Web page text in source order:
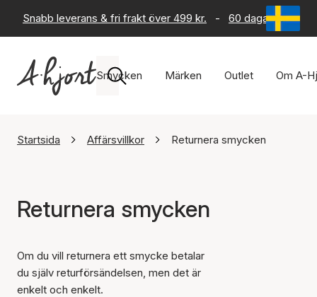
Snabb leverans & fri frakt över 499 kr. - 60 dagars
Smycken Märken Outlet Om A-
Startsida Affärsvillkor Returnera smycken
Returnera smycken
Om du vill returnera ett smycke betalar
du själv returförsändelsen, men det är
enkelt och enkelt.